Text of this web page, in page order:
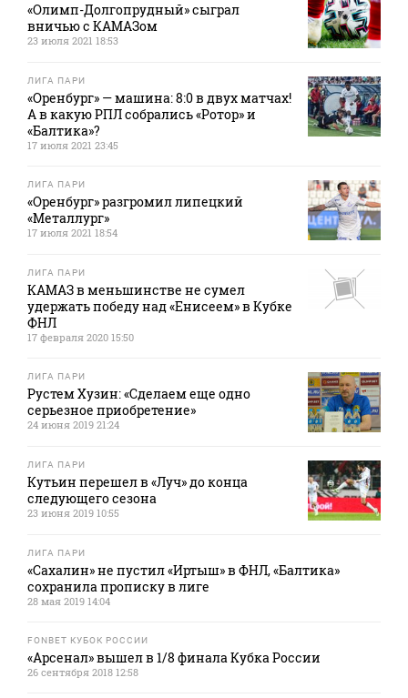
«Олимп-Долгопрудный» сыграл
вничью с КАМАЗом
23 июля 2021 18:53
ЛИГА ПАРИ
«Оренбург» — машина: 8:0 в двух матчах!
А в какую РПЛ собрались «Ротор» и
«Балтика»?
17 июля 2021 23:45
ЛИГА ПАРИ
«Оренбург» разгромил липецкий
«Металлург»
17 июля 2021 18:54
ЛИГА ПАРИ
КАМАЗ в меньшинстве не сумел
удержать победу над «Енисеем» в Кубке
ФНЛ
17 февраля 2020 15:50
ЛИГА ПАРИ
Рустем Хузин: «Сделаем еще одно
серьезное приобретение»
24 июня 2019 21:24
ЛИГА ПАРИ
Кутьин перешел в «Луч» до конца
следующего сезона
23 июня 2019 10:55
ЛИГА ПАРИ
«Сахалин» не пустил «Иртыш» в ФНЛ, «Балтика»
сохранила прописку в лиге
28 мая 2019 14:04
FONBET КУБОК РОССИИ
«Арсенал» вышел в 1/8 финала Кубка России
26 сентября 2018 12:58